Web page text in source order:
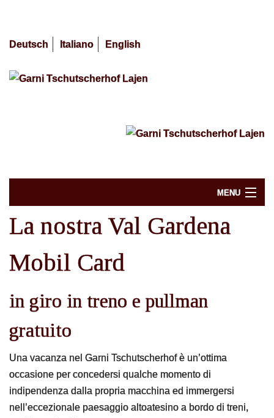
Deutsch Italiano English
MENU
Disponibilità / Prenotazione
Offerte 2026
Garni
Appartamenti
Camere
Tutto l’anno
La nostra Val Gardena
Mobil Card
in giro in treno e pullman
gratuito
Una vacanza nel Garni Tschutscherhof è un’ottima
occasione per concedersi qualche momento di
indipendenza dalla propria macchina ed immergersi
nell’eccezionale paesaggio altoatesino a bordo di treni,